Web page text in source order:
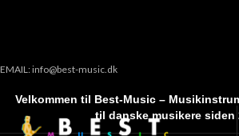
EMAIL: info@best-music.dk
Velkommen til Best-Music –
til danske musikere siden